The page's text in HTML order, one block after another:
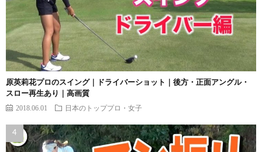
原英莉花プロのスイング｜ドライバーショット｜後方・正面アングル・
スロー再生あり｜高画質
2018.06.01 日本のトッププロ・女子